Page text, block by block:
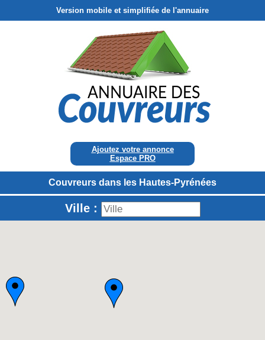
Version mobile et simplifiée de l'annuaire
Ajoutez votre annonce
Espace PRO
Couvreurs dans les Hautes-Pyrénées
Ville :